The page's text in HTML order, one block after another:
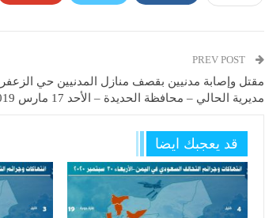
PREV POST
مقتل وإصابة مدنيين بقصف منازل المدنيين حي
مديرية الحالي – محافظة الحديدة – الأحد 17 مارس 2019
قد يعجبك ايضا